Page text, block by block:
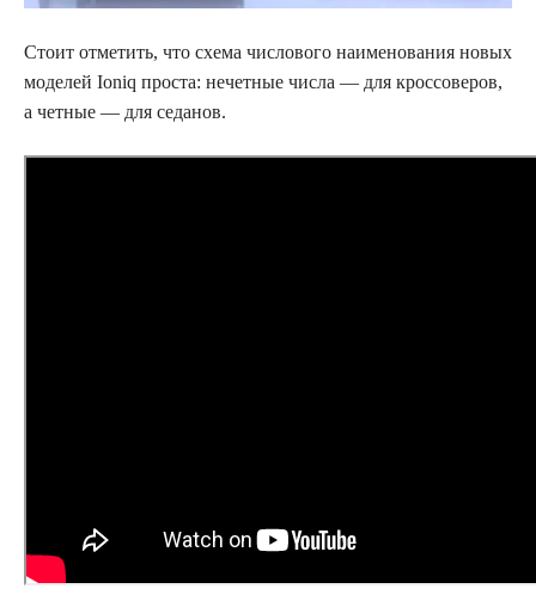
Стоит отметить, что схема числового наименования новых
моделей Ioniq проста: нечетные числа — для кроссоверов,
а четные — для седанов.